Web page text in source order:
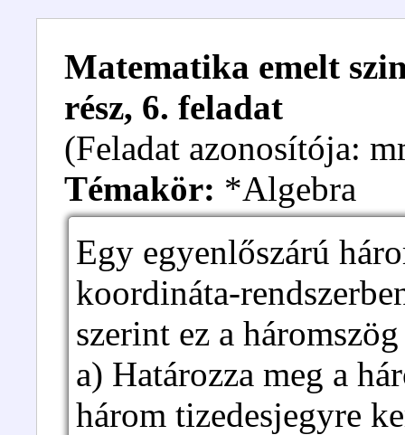
Matematika emelt
rész, 6. feladat
(Feladat azonosítója:
Témakör: *Algebra
Egy egyenlőszárú
koordináta-
szerint ez a
a) Határozza meg a
három tizedesjegyre